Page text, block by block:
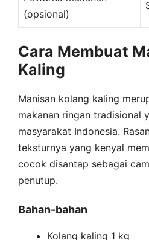
(opsional)
Cara Membuat
Kaling
Manisan kolang kaling
makanan ringan tradisional
masyarakat Indonesia.
teksturnya yang kenyal
cocok disantap sebagai
penutup.
Bahan-bahan
Kolang kaling 1 kg